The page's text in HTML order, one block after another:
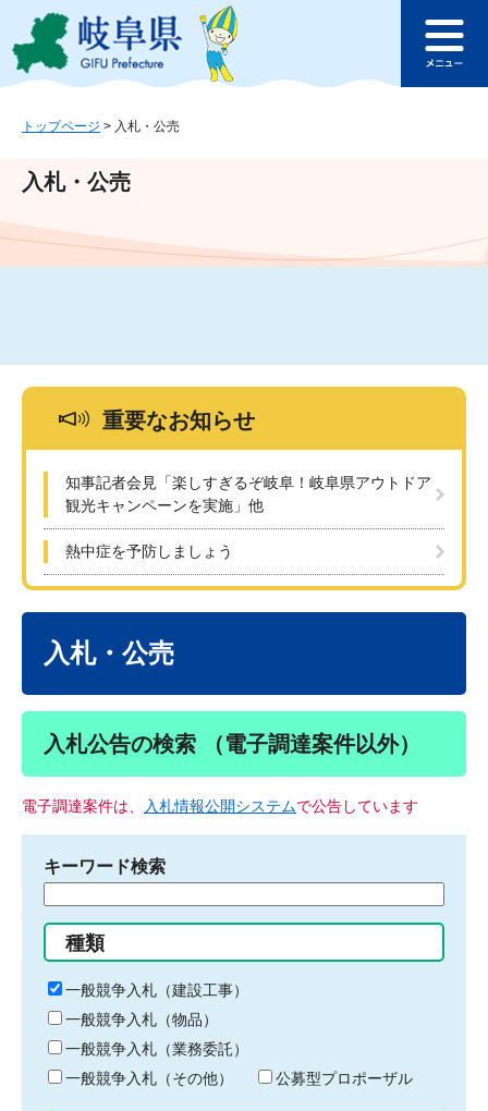
ジ
ュ
文
このページの本文へ
ュ
トップページ > 入札・公売
入札・公売
重要なお知らせ
知事記者会見「楽しすぎるぞ岐阜！岐阜県アウトドア
観光キャンペーンを実施」他
熱中症を予防しましょう
入札・公売
入札公告の検索 （電子調達案件以外）
電子調達案件は、 入札情報公開システムで公告しています
キーワード検索
る
キ
ー
ワ
ー
ド
種類
一般競争入札（建設工事）
一般競争入札（物品）
一般競争入札（業務委託）
一般競争入札（その他）
公募型プロポーザル